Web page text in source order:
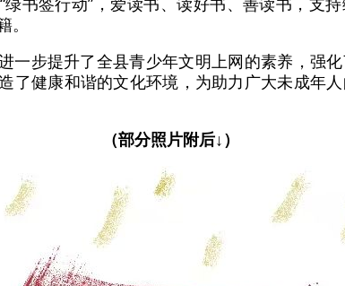
一步提升了全县青少年文明上网的素养，强
了健康和谐的文化环境，为助力广大未成年
（部分照片附后↓）